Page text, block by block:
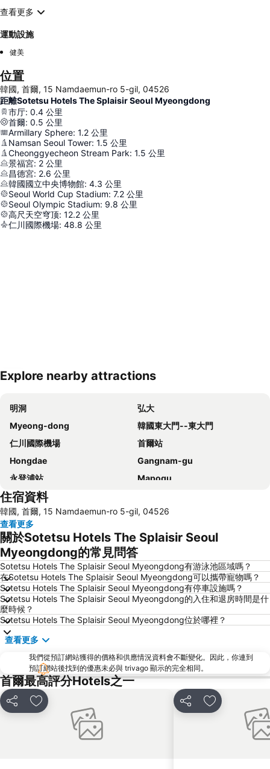
查看更多
運動設施
健美
位置
韓國, 首爾, 15 Namdaemun-ro 5-gil, 04526
距離Sotetsu Hotels The Splaisir Seoul Myeongdong
市厅: 0.4 公里
首爾: 0.5 公里
Armillary Sphere: 1.2 公里
Namsan Seoul Tower: 1.5 公里
Cheonggyecheon Stream Park: 1.5 公里
景福宮: 2 公里
昌德宮: 2.6 公里
韓國國立中央博物館: 4.3 公里
Seoul World Cup Stadium: 7.2 公里
Seoul Olympic Stadium: 9.8 公里
高尺天空穹顶: 12.2 公里
仁川國際機場: 48.8 公里
展開地圖
Explore nearby attractions
明洞
弘大
Myeong-dong
韓國東大門--東大門
仁川國際機場
首爾站
Hongdae
Gangnam-gu
永登浦站
Mapogu
弘益大學
COEX商場
梨泰院
龍山站
Seoul
首爾蠶室綜合運動場
Euljiro
Gwanghwamun
Jongno
蠶室棒球場
金浦國際機場
Dongdaemun Sijang
Lotte World
Namdaemun Market
韓國會展中心水族館
昌德宮
Gyeongbokgung
Yongsan
Apgujeong
首爾世界杯體育場
Everland
Transit Tours - Seoul City Tour
Jongno
Deoksugung Palace
Myeong-dong Cathedral
住宿資料
韓國, 首爾, 15 Namdaemun-ro 5-gil, 04526
查看更多
關於Sotetsu Hotels The Splaisir Seoul
Myeongdong的常見問答
Sotetsu Hotels The Splaisir Seoul Myeongdong有游泳池區域嗎？
在Sotetsu Hotels The Splaisir Seoul Myeongdong可以攜帶寵物嗎？
Sotetsu Hotels The Splaisir Seoul Myeongdong有停車設施嗎？
Sotetsu Hotels The Splaisir Seoul Myeongdong的入住和退房時間是什
麼時候？
Sotetsu Hotels The Splaisir Seoul Myeongdong位於哪裡？
查看更多
我們從預訂網站獲得的價格和供應情況資料會不斷變化。因此，你連到
預訂網站後找到的優惠未必與 trivago 顯示的完全相同。
首爾最高評分Hotels之一
分享 放到收藏夾 分享 放到收藏夾